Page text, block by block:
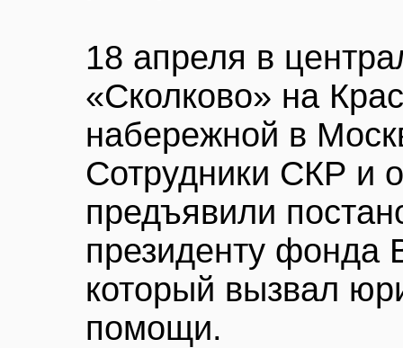
18 апреля в
«Сколково» на
набережной в
Сотрудники СКР и
предъявили
президенту фонда
который вызвал
помощи.